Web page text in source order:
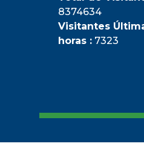
8374634
Visitantes
horas : 7323